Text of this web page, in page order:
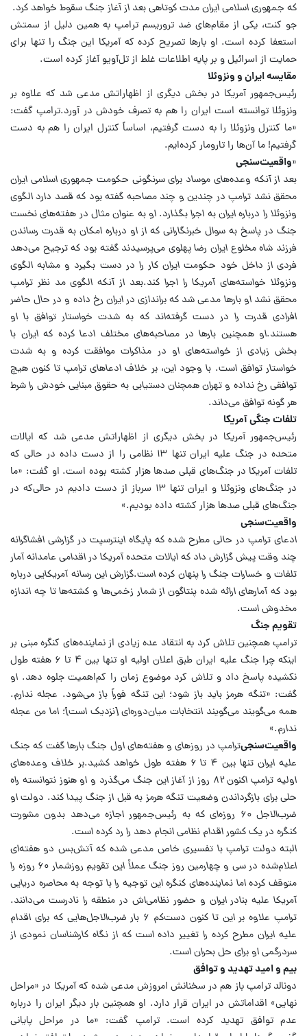
که جمهوری اسلامی ایران مدت کوتاهی بعد از آغاز جنگ سقوط خواهد کرد.
جو کنت، یکی از مقام‌های ضد تروریسم ترامپ به همین دلیل از سمتش
استعفا کرده است. او بارها تصریح کرده که آمریکا این جنگ را تنها برای
حمایت از اسرائیل و بر پایه اطلاعات غلط از تل‌آویو آغاز کرده است.
مقایسه ایران و ونزوئلا
رئیس‌جمهور آمریکا در بخش دیگری از اظهاراتش مدعی شد که علاوه بر
ونزوئلا توانسته است ایران را هم به تصرف خودش در آورد.ترامپ گفت:
«ما کنترل ونزوئلا را به دست گرفتیم، اساساً کنترل ایران را هم به دست
گرفتیم! ما آن‌ها را تارومار کرده‌ایم.
«واقعیت‌سنجی
بعد از آنکه وعده‌های موساد برای سرنگونی حکومت جمهوری اسلامی ایران
محقق نشد ترامپ در چندین و چند مصاحبه گفته بود که قصد دارد الگوی
ونزوئلا را درباره ایران به اجرا بگذارد.او به عنوان مثال در هفته‌های نخست
جنگ در پاسخ به سوال خبرنگارانی که از او درباره امکان به قدرت رساندن
فرزند شاه مخلوع ایران رضا پهلوی می‌پرسیدند گفته بود که ترجیح می‌دهد
فردی از داخل خود حکومت ایران کار را در دست بگیرد و مشابه الگوی
ونزوئلا خواسته‌های آمریکا را اجرا کند.بعد از آنکه الگوی مد نظر ترامپ
محقق نشد او بارها مدعی شد که براندازی در ایران رخ داده و در حال حاضر
افرادی قدرت را در دست گرفته‌اند که به شدت خواستار توافق با او
هستند.او همچنین بارها در مصاحبه‌های مختلف ادعا کرده که ایران با
بخش زیادی از خواسته‌های او در مذاکرات موافقت کرده و به شدت
خواستار توافق است. با وجود این، بر خلاف ادعاهای ترامپ تا کنون هیچ
توافقی رخ نداده و تهران همچنان دستیابی به حقوق مبنایی خودش را شرط
هر گونه توافق می‌داند.
تلفات جنگی آمریکا
رئیس‌جمهور آمریکا در بخش دیگری از اظهاراتش مدعی شد که ایالات
متحده در جنگ علیه ایران تنها ۱۳ نظامی را از دست داده در حالی که
تلفات آمریکا در جنگ‌های قبلی صدها هزار کشته بوده است. او گفت: «ما
در جنگ‌های ونزوئلا و ایران تنها ۱۳ سرباز از دست دادیم در حالی‌که در
جنگ‌های قبلی صدها هزار کشته داده بودیم.»
واقعیت‌سنجی
ادعای ترامپ در حالی مطرح شده که پایگاه اینترسپت در گزارشی افشاگرانه
چند وقت پیش گزارش داد که ایالات متحده آمریکا در اقدامی عامدانه آمار
تلفات و خسارات جنگ را پنهان کرده است.گزارش این رسانه آمریکایی درباره
بود که آمارهای ارائه شده پنتاگون از شمار زخمی‌ها و کشته‌ها تا چه اندازه
مخدوش است.
تقویم جنگ
ترامپ همچنین تلاش کرد به انتقاد عده زیادی از نماینده‌های کنگره مبنی بر
اینکه چرا جنگ علیه ایران طبق اعلان اولیه او تنها بین ۴ تا ۶ هفته طول
نکشیده پاسخ داد و تلاش کرد موضوع زمان را کم‌اهمیت جلوه دهد. او
گفت: «تنگه هرمز باید باز شود؛ این تنگه فوراً باز می‌شود. عجله ندارم.
همه می‌گویند می‌گویند انتخابات میان‌دوره‌ای [نزدیک است]؛ اما من عجله
ندارم.»
واقعیت‌سنجیترامپ در روزهای و هفته‌های اول جنگ بارها گفت که جنگ
علیه ایران تنها بین ۴ تا ۶ هفته طول خواهد کشید.
بر خلاف وعده‌های
اولیه ترامپ اکنون ۸۲ روز از آغاز این جنگ می‌گذرد و او هنوز نتوانسته راه
حلی برای بازگرداندن وضعیت تنگه هرمز به قبل از جنگ پیدا کند. دولت او
ضرب‌الاجل ۶۰ روزه‌ای که به رئیس‌جمهور اجازه می‌دهد بدون مشورت
کنگره در یک کشور اقدام نظامی انجام دهد را رد کرده است.
البته دولت ترامپ با تفسیری خاص مدعی شده که آتش‌بس دو هفته‌ای
اعلام‌شده در سی و چهارمین روز جنگ عملاْ این تقویم روزشمار ۶۰ روزه را
متوقف کرده اما نماینده‌های کنگره این توجیه را با توجه به محاصره دریایی
آمریکا علیه بنادر ایران و حضور نظامی‌اش در منطقه را نادرست می‌دانند.
ترامپ علاوه بر این تا کنون دست‌کم ۶ بار ضرب‌الاجل‌هایی که برای اقدام
علیه ایران مطرح کرده را تغییر داده است که از نگاه کارشناسان نمودی از
سردرگمی او برای حل بحران است.
بیم و امید تهدید و توافق
دونالد ترامپ باز هم در سخنانش امروزش مدعی شده که آمریکا در «مراحل
نهایی» اقداماتش در ایران قرار دارد. او همچنین بار دیگر ایران را درباره
عدم توافق تهدید کرده است.ترامپ گفت: «ما در مراحل پایانی